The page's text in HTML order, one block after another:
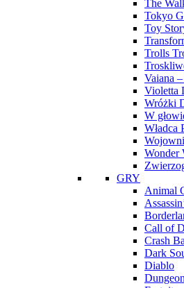
The
Tokyo
Toy
Trolls
Vaiana
Violetta
Wróżki
W
Władca
Wonder
GRY
Animal
Call of
Crash
Dark
Diablo